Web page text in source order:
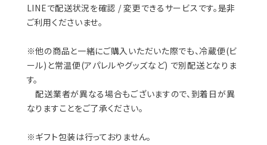
LINEで配送状況を確認 / 変更できるサービスです。是非
ご利用くださいませ。
※他の商品と一緒にご購入いただいた際でも、冷蔵便(ビ
ール)と常温便(アパレルやグッズなど) で別配送となりま
す。
配送業者が異なる場合もございますので、到着日が異
なりますことをご了承ください。
※ギフト包装は行っておりません。